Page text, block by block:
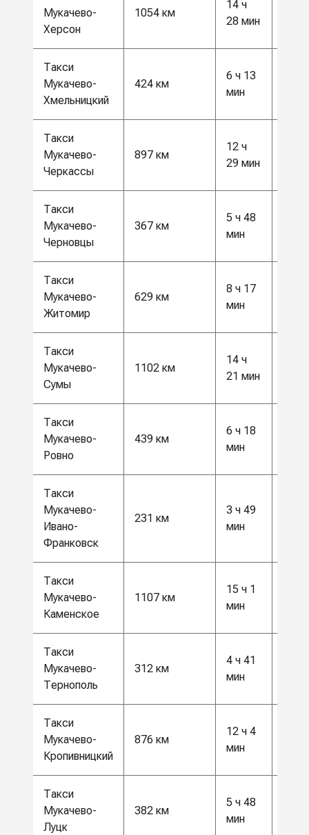
Мукачево-
Херсон
1054 км
14 ч
28 мин
Такси
Мукачево-
Хмельницкий
424 км
6 ч 13
мин
Такси
Мукачево-
Черкассы
897 км
12 ч
29 мин
Такси
Мукачево-
Черновцы
367 км
5 ч 48
мин
Такси
Мукачево-
Житомир
629 км
8 ч 17
мин
Такси
Мукачево-
Сумы
1102 км
14 ч
21 мин
Такси
Мукачево-
Ровно
439 км
6 ч 18
мин
Такси
Мукачево-
Ивано-
Франковск
231 км
3 ч 49
мин
Такси
Мукачево-
Каменское
1107 км
15 ч 1
мин
Такси
Мукачево-
Тернополь
312 км
4 ч 41
мин
Такси
Мукачево-
Кропивницкий
876 км
12 ч 4
мин
Такси
Мукачево-
Луцк
382 км
5 ч 48
мин